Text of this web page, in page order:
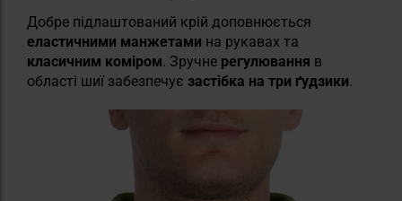
Добре підлаштований крій доповнюється
еластичними манжетами на рукавах та
класичним коміром. Зручне регулювання в
області шиї забезпечує застібка на три ґудзики.